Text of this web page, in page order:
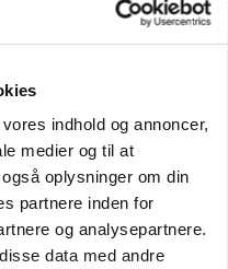
indhold og annoncer,
medier og til at
oplysninger om din
partnere inden for
og analysepartnere.
data med andre
og
Sådan
2027